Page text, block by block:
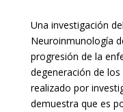
Una investigación
Neuroinmunología
progresión de la
degeneración de
realizado por
demuestra que es